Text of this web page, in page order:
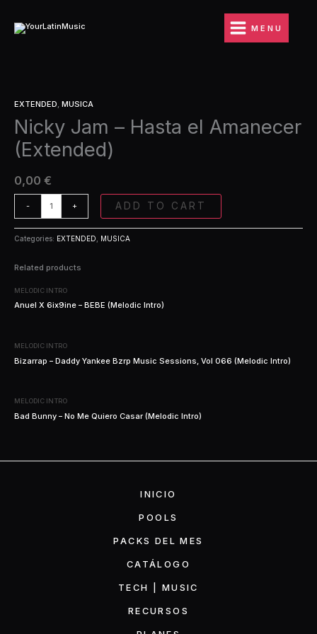
contenido
MENU
EXTENDED, MUSICA
Nicky Jam – Hasta el Amanecer
(Extended)
0,00 €
-
Jam
-
Hasta
el
(Extended)
+
ADD TO CART
Categories: EXTENDED MUSICA
Related products
MELODIC INTRO
Anuel X 6ix9ine – BEBE (Melodic Intro)
MELODIC INTRO
Bizarrap – Daddy Yankee Bzrp Music Sessions, Vol 066 (Melodic Intro)
MELODIC INTRO
Bad Bunny – No Me Quiero Casar (Melodic Intro)
INICIO
POOLS
PACKS DEL MES
CATÁLOGO
TECH | MUSIC
RECURSOS
el
Amanecer